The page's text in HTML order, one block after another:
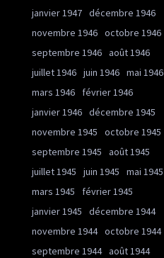
janvier 1947 décembre 1946
novembre 1946 octobre 1946
septembre 1946 août 1946
juillet 1946 juin 1946 mai 1946
mars 1946
février 1946
janvier 1946 décembre 1945
novembre 1945
octobre 1945
septembre 1945
août 1945
juillet 1945
juin 1945
mai 1945
mars 1945
février 1945
janvier 1945
décembre 1944
novembre 1944 octobre 1944
septembre 1944 août 1944